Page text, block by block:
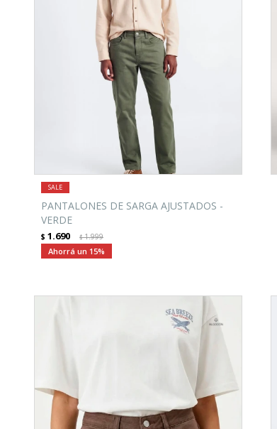
PANTALONES DE SARGA AJUSTADOS -
VERDE
$ 1.690 $1.999
15